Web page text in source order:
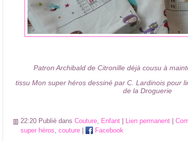
Patron Archibald de Citronille déjà cousu à
tissu Mon super héros dessiné par C. Lardinois pour
de la Droguerie
22:20 Publié dans Couture Enfant Lien permanent
super héros
couture Facebook